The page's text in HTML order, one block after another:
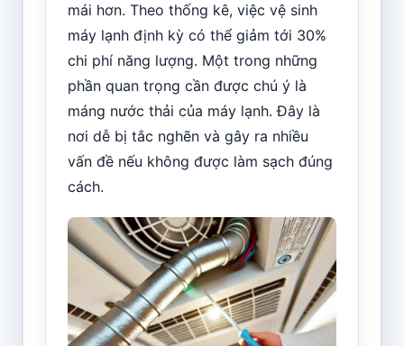
mái hơn. Theo thống kê, việc vệ sinh
máy lạnh định kỳ có thể giảm tới 30%
chi phí năng lượng. Một trong những
phần quan trọng cần được chú ý là
máng nước thải của máy lạnh. Đây là
nơi dễ bị tắc nghẽn và gây ra nhiều
vấn đề nếu không được làm sạch đúng
cách.